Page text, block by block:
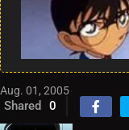
Aug. 01, 2005
Shared 0